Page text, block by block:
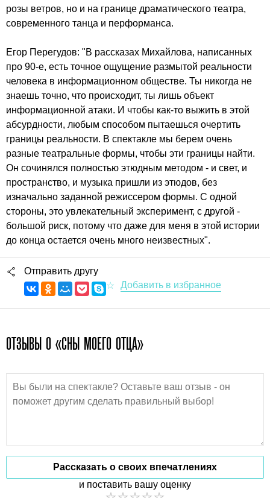
розы ветров, но и на границе драматического театра,
современного танца и перформанса.
Егор Перегудов: "В рассказах Михайлова, написанных
про 90-е, есть точное ощущение размытой реальности
человека в информационном обществе. Ты никогда не
знаешь точно, что происходит, ты лишь объект
информационной атаки. И чтобы как-то выжить в этой
абсурдности, любым способом пытаешься очертить
границы реальности. В спектакле мы берем очень
разные театральные формы, чтобы эти границы найти.
Он сочинялся полностью этюдным методом - и свет, и
пространство, и музыка пришли из этюдов, без
изначально заданной режиссером формы. С одной
стороны, это увлекательный эксперимент, с другой -
большой риск, потому что даже для меня в этой истории
до конца остается очень много неизвестных".
Отправить другу
ОТЗЫВЫ О «СНЫ МОЕГО ОТЦА»
Рассказать о своих впечатлениях
и поставить вашу оценку